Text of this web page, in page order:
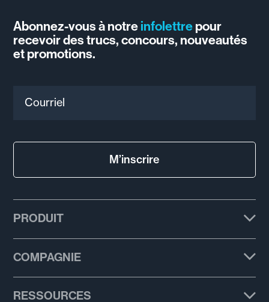
Abonnez-vous à notreinfolettrepour
recevoir des trucs, concours, nouveautés
et promotions.
M’inscrire
PRODUIT
Modèles de courriel
COMPAGNIE
RESSOURCES